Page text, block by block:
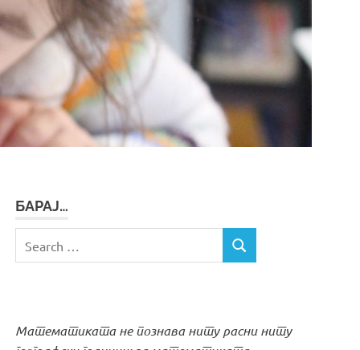
БАРАЈ…
for:
SEARCH
Математиката не познава ниту расни ниту